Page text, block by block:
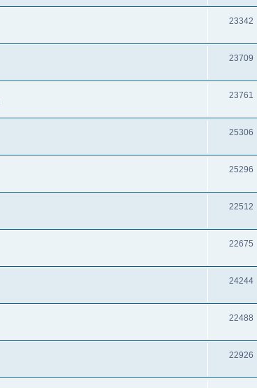
23342
23709
23761
25306
25296
22512
22675
24244
22488
22926